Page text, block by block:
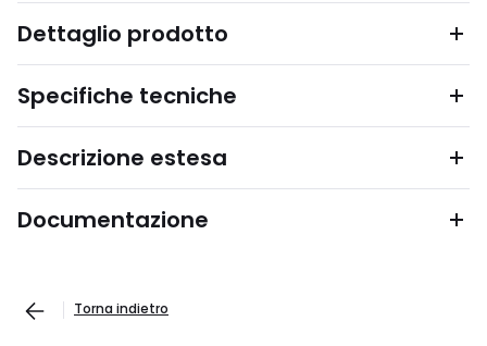
Dettaglio prodotto
Specifiche tecniche
Descrizione estesa
Documentazione
Torna indietro